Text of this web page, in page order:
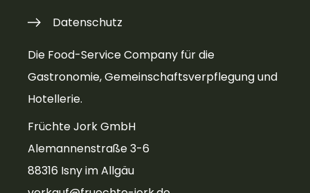
Die Food-Service Company für die
Gastronomie, Gemeinschaftsverpflegung und
Hotellerie.
Früchte Jork GmbH
Alemannenstraße 3-6
88316 Isny im Allgäu
Datenschutz